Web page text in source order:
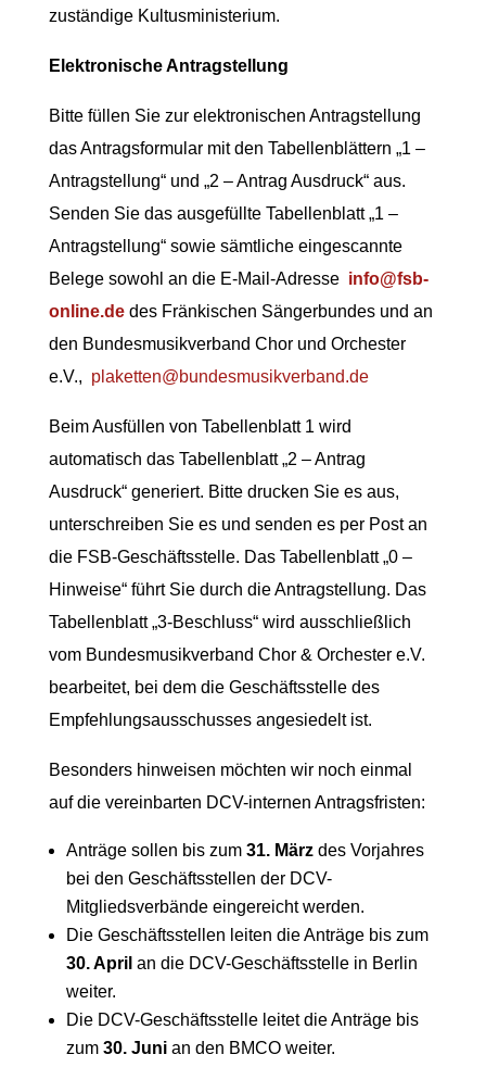
zuständige Kultusministerium.
Elektronische Antragstellung
Bitte füllen Sie zur elektronischen Antragstellung
das Antragsformular mit den Tabellenblättern „1 –
Antragstellung“ und „2 – Antrag Ausdruck“ aus.
Senden Sie das ausgefüllte Tabellenblatt „1 –
Antragstellung“ sowie sämtliche eingescannte
Belege sowohl an die E-Mail-Adresse info@fsb-
online.dedes Fränkischen Sängerbundes und an
den Bundesmusikverband Chor und Orchester
e.V., plaketten@bundesmusikverband.de
Beim Ausfüllen von Tabellenblatt 1 wird
automatisch das Tabellenblatt „2 – Antrag
Ausdruck“ generiert. Bitte drucken Sie es aus,
unterschreiben Sie es und senden es per Post an
die FSB-Geschäftsstelle. Das Tabellenblatt „0 –
Hinweise“ führt Sie durch die Antragstellung. Das
Tabellenblatt „3-Beschluss“ wird ausschließlich
vom Bundesmusikverband Chor & Orchester e.V.
bearbeitet, bei dem die Geschäftsstelle des
Empfehlungsausschusses angesiedelt ist.
Besonders hinweisen möchten wir noch einmal
auf die vereinbarten DCV-internen Antragsfristen:
Anträge sollen bis zum 31. Märzdes Vorjahres
bei den Geschäftsstellen der DCV-
Mitgliedsverbände eingereicht werden.
Die Geschäftsstellen leiten die Anträge bis zum
30. April an die DCV-Geschäftsstelle in Berlin
weiter.
Die DCV-Geschäftsstelle leitet die Anträge bis
zum 30. Junian den BMCO weiter.